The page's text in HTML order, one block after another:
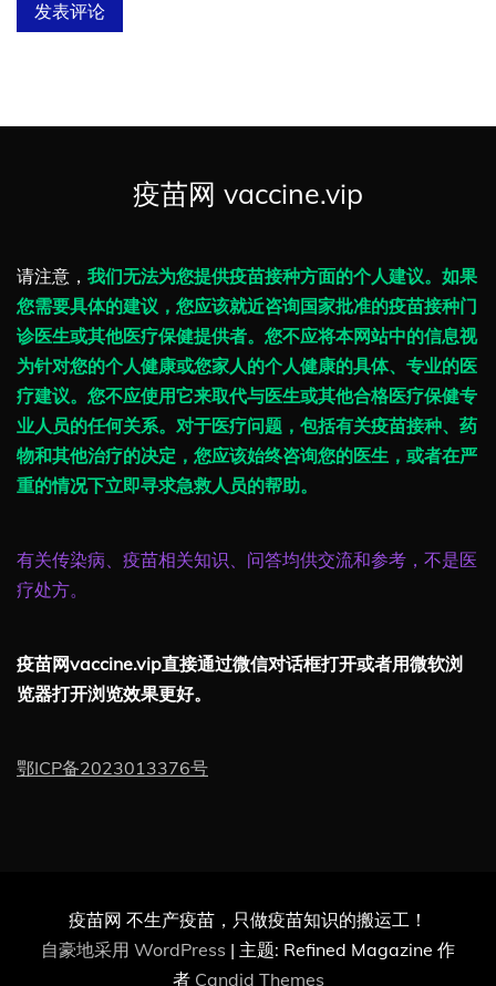
疫苗网 vaccine.vip
请注意， 我们无法为您提供疫苗接种方面的个人建议。如果
您需要具体的建议，您应该就近咨询国家批准的疫苗接种门
诊医生或其他医疗保健提供者。您不应将本网站中的信息视
为针对您的个人健康或您家人的个人健康的具体、专业的医
疗建议。您不应使用它来取代与医生或其他合格医疗保健专
业人员的任何关系。对于医疗问题，包括有关疫苗接种、药
物和其他治疗的决定，您应该始终咨询您的医生，或者在严
重的情况下立即寻求急救人员的帮助。
有关传染病、疫苗相关知识、问答均供交流和参考，不是医
疗处方。
疫苗网vaccine.vip直接通过微信对话框打开或者用微软浏
览器打开浏览效果更好。
鄂ICP备2023013376号
疫苗网 不生产疫苗，只做疫苗知识的搬运工！
自豪地采用 WordPress | 主题: Refined Magazine 作
者 Candid Themes